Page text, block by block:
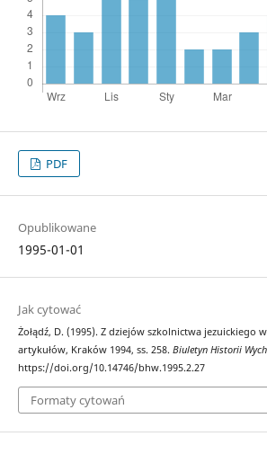
PDF
Opublikowane
1995-01-01
Jak cytować
Żołądź, D. (1995). Z dziejów szkolnictwa jezuickiego
artykułów, Kraków 1994, ss. 258. Biuletyn Historii
https://doi.org/10.14746/bhw.1995.2.27
Formaty cytowań